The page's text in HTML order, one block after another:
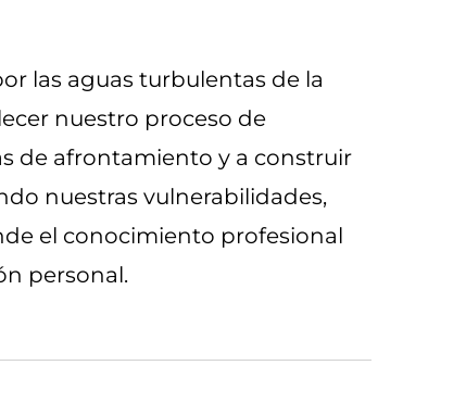
las aguas turbulentas de la
nuestro proceso de
de afrontamiento y a construir
nuestras vulnerabilidades,
el conocimiento profesional
personal.